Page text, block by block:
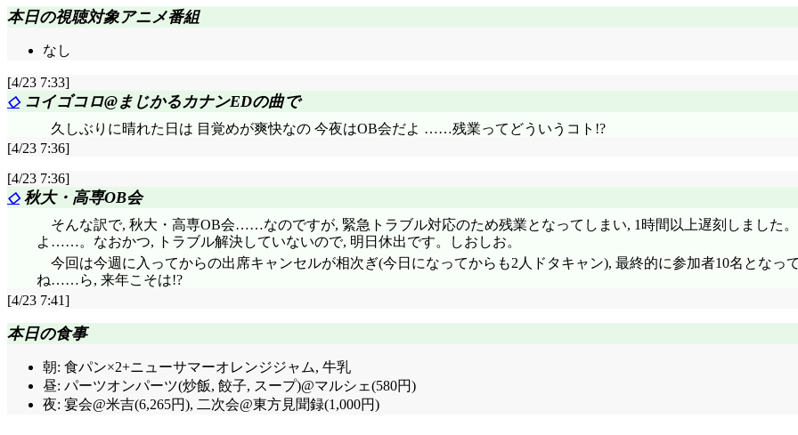
本日の視聴対象アニメ番組
なし
[4/23 7:33]
◇コイゴコロ@まじかるカナンEDの曲で
久しぶりに晴れた日は 目覚めが爽快なの 今夜はOB会だよ ……残業ってどういうコト!?
[4/23 7:36]
[4/23 7:36]
◇秋大・高専OB会
そんな訳で, 秋大・高専OB会……なのですが, 緊急トラブル対応のため残業となってしまい, 1時間以上遅刻しました
よ……。なおかつ, トラブル解決していないので, 明日休出です。しおしお。
今回は今週に入ってからの出席キャンセルが相次ぎ(今日になってからも2人ドタキャン), 最終的に参加者10名となっ
ね……ら, 来年こそは!?
[4/23 7:41]
本日の食事
朝: 食パン×2+ニューサマーオレンジジャム, 牛乳
昼: パーツオンパーツ(炒飯, 餃子, スープ)@マルシェ(580円)
夜: 宴会@米吉(6,265円), 二次会@東方見聞録(1,000円)